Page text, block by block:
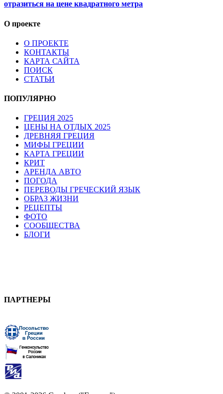
отразиться на цене квадратного метра
О проекте
О ПРОЕКТЕ
КОНТАКТЫ
КАРТА САЙТА
ПОИСК
СТАТЬИ
ПОПУЛЯРНО
ГРЕЦИЯ 2025
ЦЕНЫ НА ОТДЫХ 2025
ДРЕВНЯЯ ГРЕЦИЯ
МИФЫ ГРЕЦИИ
КАРТА ГРЕЦИИ
КРИТ
АРЕНДА АВТО
ПОГОДА
ПЕРЕВОДЫ ГРЕЧЕСКИЙ ЯЗЫК
ОБРАЗ ЖИЗНИ
РЕЦЕПТЫ
ФОТО
СООБЩЕСТВА
БЛОГИ
ПАРТНЕРЫ